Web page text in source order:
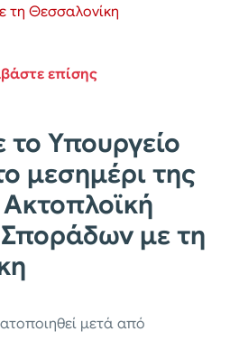
τη Θεσσαλονίκη
επίσης
Υπουργείο
μεσημέρι της
με τη
μετά από